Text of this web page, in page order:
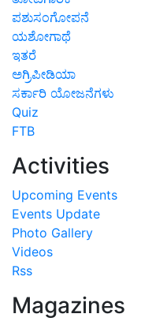
ಪಶುಸಂಗೋಪನೆ
ಯಶೋಗಾಥೆ
ಇತರೆ
ಅಗ್ರಿಪೀಡಿಯಾ
ಸರ್ಕಾರಿ ಯೋಜನೆಗಳು
Quiz
FTB
Activities
Upcoming Events
Events Update
Photo Gallery
Videos
Rss
Magazines